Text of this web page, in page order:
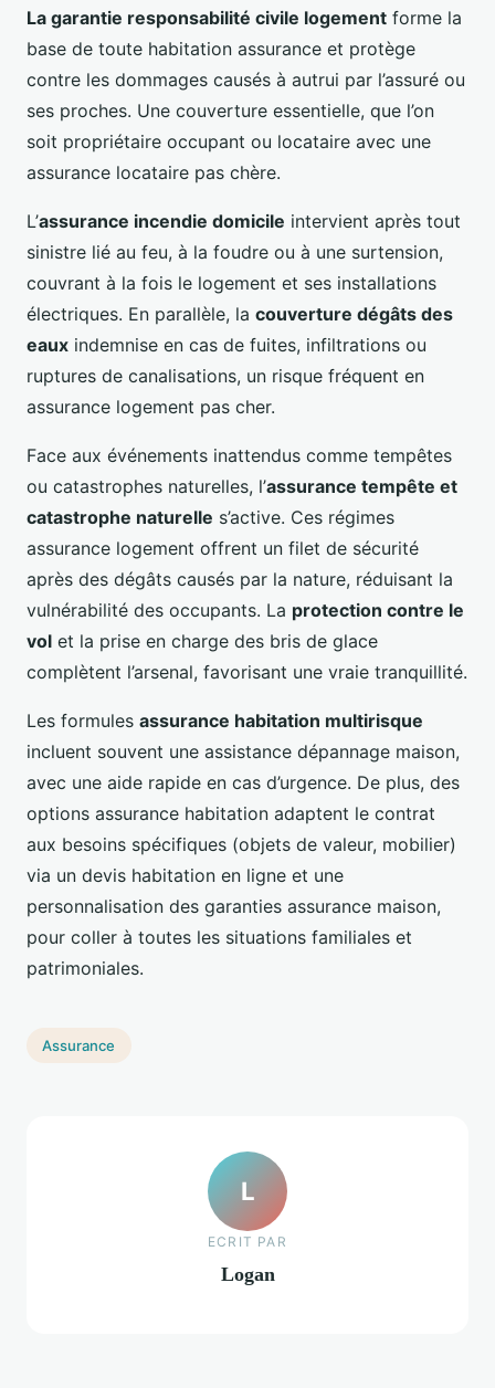
La garantie responsabilité civile logement forme la
base de toute habitation assurance et protège
contre les dommages causés à autrui par l’assuré ou
ses proches. Une couverture essentielle, que l’on
soit propriétaire occupant ou locataire avec une
assurance locataire pas chère.
L’assurance incendie domicile intervient après tout
sinistre lié au feu, à la foudre ou à une surtension,
couvrant à la fois le logement et ses installations
électriques. En parallèle, la couverture dégâts des
eaux indemnise en cas de fuites, infiltrations ou
ruptures de canalisations, un risque fréquent en
assurance logement pas cher.
Face aux événements inattendus comme tempêtes
ou catastrophes naturelles, l’assurance tempête et
catastrophe naturelle s’active. Ces régimes
assurance logement offrent un filet de sécurité
après des dégâts causés par la nature, réduisant la
vulnérabilité des occupants. La protection contre le
vol et la prise en charge des bris de glace
complètent l’arsenal, favorisant une vraie tranquillité.
Les formules assurance habitation multirisque
incluent souvent une assistance dépannage maison,
avec une aide rapide en cas d’urgence. De plus, des
options assurance habitation adaptent le contrat
aux besoins spécifiques (objets de valeur, mobilier)
via un devis habitation en ligne et une
personnalisation des garanties assurance maison,
pour coller à toutes les situations familiales et
patrimoniales.
Assurance
L
ECRIT PAR
Logan